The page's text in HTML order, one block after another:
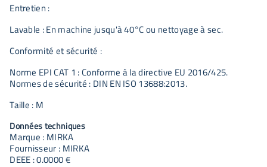
Entretien :
Lavable : En machine jusqu'à 40°C ou nettoyage à sec.
Conformité et sécurité :
Norme EPI CAT 1 : Conforme à la directive EU 2016/425.
Normes de sécurité : DIN EN ISO 13688:2013.
Taille : M
Données techniques
Marque : MIRKA
Fournisseur : MIRKA
DEEE : 0.0000 €